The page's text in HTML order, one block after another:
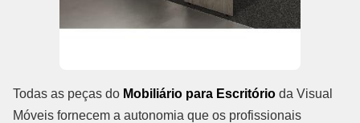
Todas as peças do Mobiliário para Escritório da Visual
Móveis fornecem a autonomia que os profissionais